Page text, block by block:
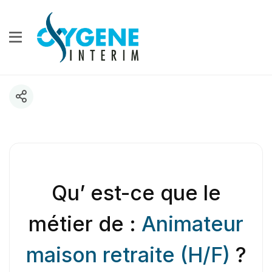
Qu’ est-ce que le
métier de : Animateur
maison retraite (H/F) ?